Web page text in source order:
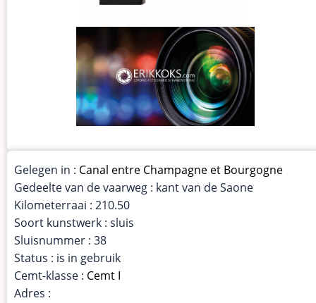
Gelegen in : Canal entre Champagne et Bourgogne
Gedeelte van de vaarweg : kant van de Saone
Kilometerraai : 210.50
Soort kunstwerk : sluis
Sluisnummer : 38
Status : is in gebruik
Cemt-klasse : Cemt I
Adres :